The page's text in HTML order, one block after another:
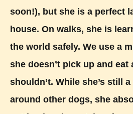
soon!), but she is a perfect
house. On walks, she is
the world safely. We use a
she doesn’t pick up and eat
shouldn’t. While she’s still
around other dogs, she